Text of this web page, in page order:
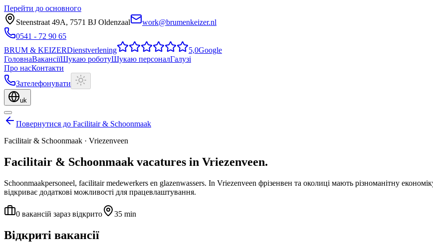
Перейти до основного
Steenstraat 49A, 7571 BJ Oldenzaal
work@brumenkeizer.nl
0541 - 72 90 65
BRUM & KEIZERDienstverlening 5,0Google
ГоловнаВакансіїШукаю роботуШукаю персоналГалузі
Про насКонтакти
Зателефонувати
uk
Повернутися до Facilitair & Schoonmaak
Facilitair & Schoonmaak · Vriezenveen
Facilitair & Schoonmaak vacatures in Vriezenveen.
Schoonmaakpersoneel, facilitair medewerkers en glazenwassers. In Vriezenveen фрізенвен та околиці мають різноманітну
відкриває додаткові можливості для працевлаштування.
0 вакансій зараз відкрито 35 min
Відкриті вакансії